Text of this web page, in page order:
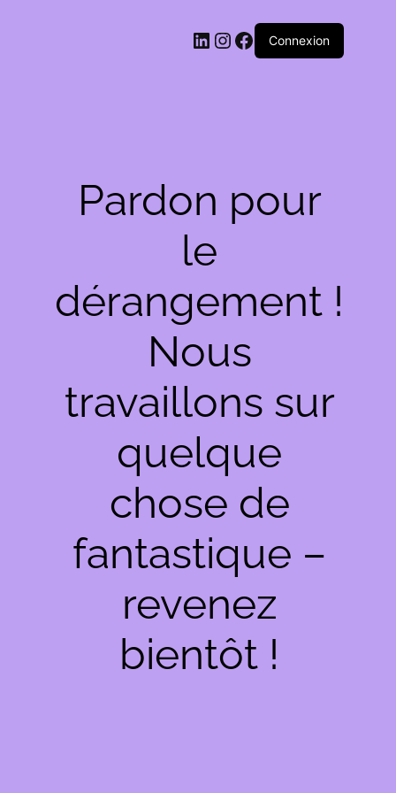
LinkedIn
Instagram
Facebook
Connexion
Pardon pour
le
dérangement !
Nous
travaillons sur
quelque
chose de
fantastique –
revenez
bientôt !